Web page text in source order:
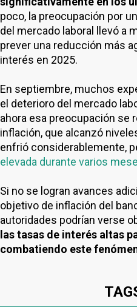
poco, la preocupación por
del mercado laboral llevó a
prever una reducción más
interés en 2025.
En septiembre, muchos
el deterioro del mercado
ahora esa preocupación se
inflación, que alcanzó
enfrió considerablemente,
elevada durante varios
Si no se logran avances
objetivo de inflación del
autoridades podrían verse
las tasas de interés altas
combatiendo este